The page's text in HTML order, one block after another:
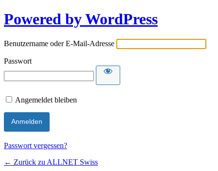
Powered by WordPress
Benutzername oder E-Mail-Adresse
Passwort
Angemeldet bleiben
Passwort vergessen?
← Zurück zu ALLNET Swiss